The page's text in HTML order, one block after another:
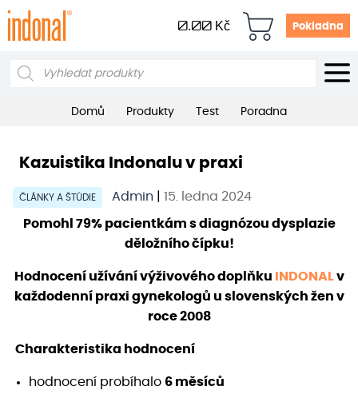
0.00 Kč Pokladna
Products
Domů Produkty Test Poradna
Kazuistika Indonalu v praxi
ČLÁNKY A ŠTÚDIE Admin 15. ledna 2024
Pomohl 79% pacientkám s diagnózou dysplazie
děložního čípku!
Hodnocení užívání výživového doplňku INDONALv
každodenní praxi gynekologů u slovenských žen v
roce 2008
Charakteristika hodnocení
hodnocení probíhalo 6 měsíců